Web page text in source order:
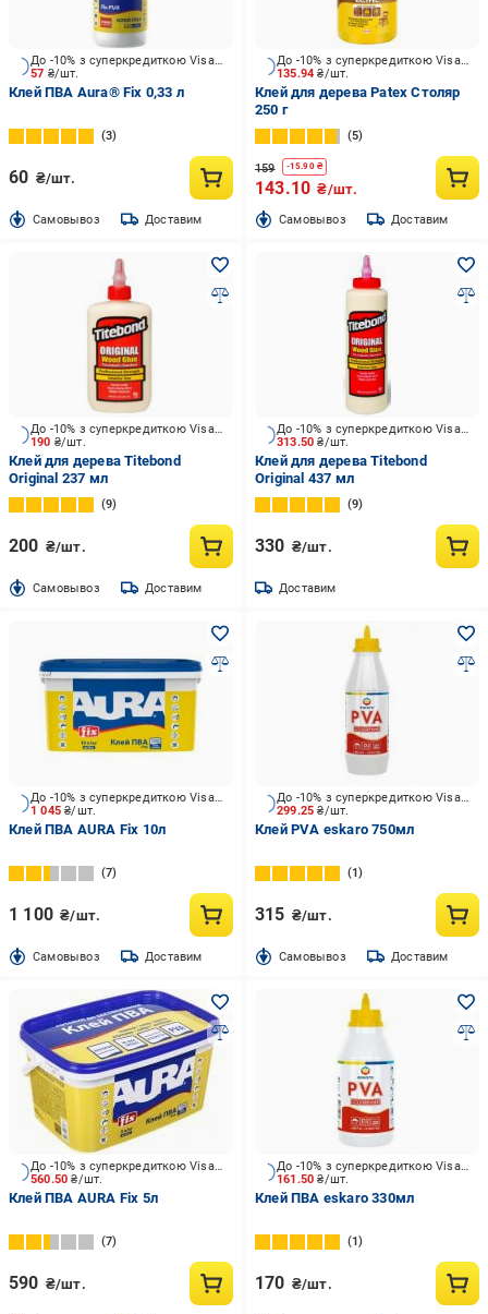
57 ₴/шт.
До -10% з суперкредиткою Visa Вигода
Клей ПВА Aura® Fix 0,33 л
3
60 ₴/шт.
Cамовывоз Доставим
135.94₴/шт.
До -10% з суперкредиткою Visa Вигода
Клей для дерева Patex Столяр
250 г
5
159 -15.90₴
143.10 ₴/шт.
Cамовывоз Доставим
190 ₴/шт.
До -10% з суперкредиткою Visa Вигода
Клей для дерева Titebond
Original 237 мл
9
200 ₴/шт.
Cамовывоз Доставим
313.50₴/шт.
До -10% з суперкредиткою Visa Вигода
Клей для дерева Titebond
Original 437 мл
9
330 ₴/шт.
Доставим
1 045₴/шт.
До -10% з суперкредиткою Visa Вигода
Клей ПВА AURA Fix 10л
7
1 100 ₴/шт.
Cамовывоз Доставим
299.25₴/шт.
До -10% з суперкредиткою Visa Вигода
Клей PVA eskaro 750мл
1
315 ₴/шт.
Cамовывоз Доставим
560.50₴/шт.
До -10% з суперкредиткою Visa Вигода
Клей ПВА AURA Fix 5л
7
590 ₴/шт.
161.50₴/шт.
До -10% з суперкредиткою Visa Вигода
Клей ПВА eskaro 330мл
1
170 ₴/шт.